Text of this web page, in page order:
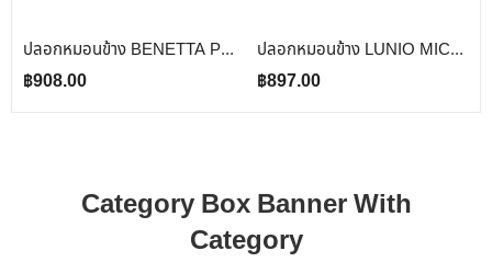
ปลอกหมอนข้าง BENETTA PERFECT FIT สี BROWN
฿908.00
ปลอกหมอนข้าง LUNIO MICROSILK PILLOW CASE สีเทาไทเทเนียม TITANIUM GRAY จำนวน2ชิ้น
฿897.00
Category Box Banner With
Category